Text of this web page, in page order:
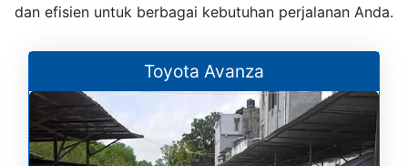
dan efisien untuk berbagai kebutuhan perjalanan Anda.
Toyota Avanza